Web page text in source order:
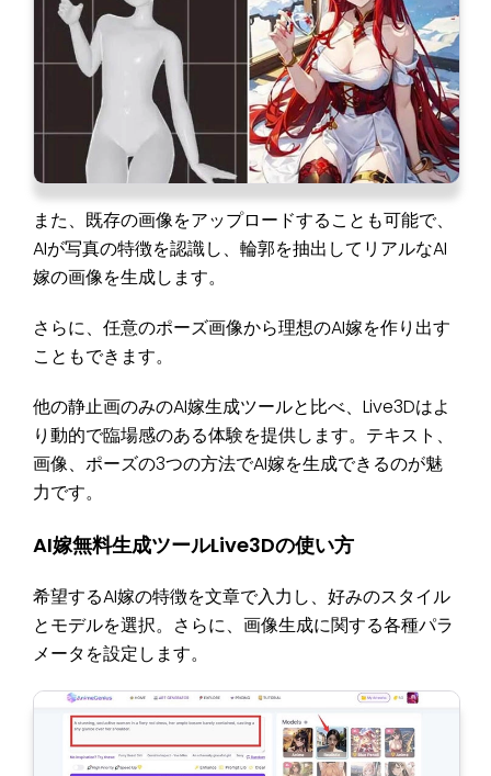
また、既存の画像をアップロードすることも可能で、
AIが写真の特徴を認識し、輪郭を抽出してリアルなAI
嫁の画像を生成します。
さらに、任意のポーズ画像から理想のAI嫁を作り出す
こともできます。
他の静止画のみのAI嫁生成ツールと比べ、Live3Dはよ
り動的で臨場感のある体験を提供します。テキスト、
画像、ポーズの3つの方法でAI嫁を生成できるのが魅
力です。
AI嫁無料生成ツールLive3Dの使い方
希望するAI嫁の特徴を文章で入力し、好みのスタイル
とモデルを選択。さらに、画像生成に関する各種パラ
メータを設定します。